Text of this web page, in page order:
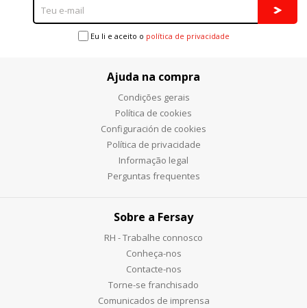
Eu li e aceito o política de privacidade
Ajuda na compra
Condições gerais
Política de cookies
Configuración de cookies
Política de privacidade
Informação legal
Perguntas frequentes
Sobre a Fersay
RH - Trabalhe connosco
Conheça-nos
Contacte-nos
Torne-se franchisado
Comunicados de imprensa